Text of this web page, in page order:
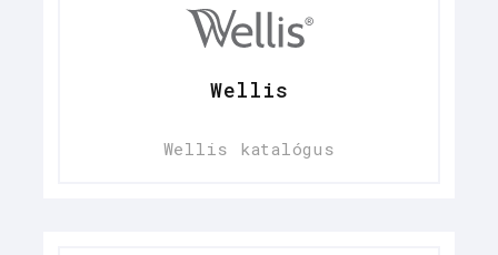
Wellis
Wellis katalógus